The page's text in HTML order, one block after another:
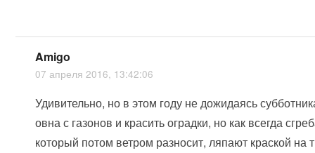
Amigo
07 апреля 2016, 13:42:06
Удивительно, но в этом году не дожидаясь
овна с газонов и красить оградки, но как всегда
который потом ветром разносит, ляпают краской